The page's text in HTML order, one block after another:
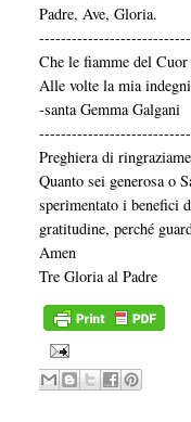
Padre, Ave, Gloria.
Che le fiamme del
Alle volte la mia
-santa Gemma Galgani
Preghiera di
Quanto sei generosa o
sperimentato i benefici
gratitudine, perché
Amen
Tre Gloria al Padre